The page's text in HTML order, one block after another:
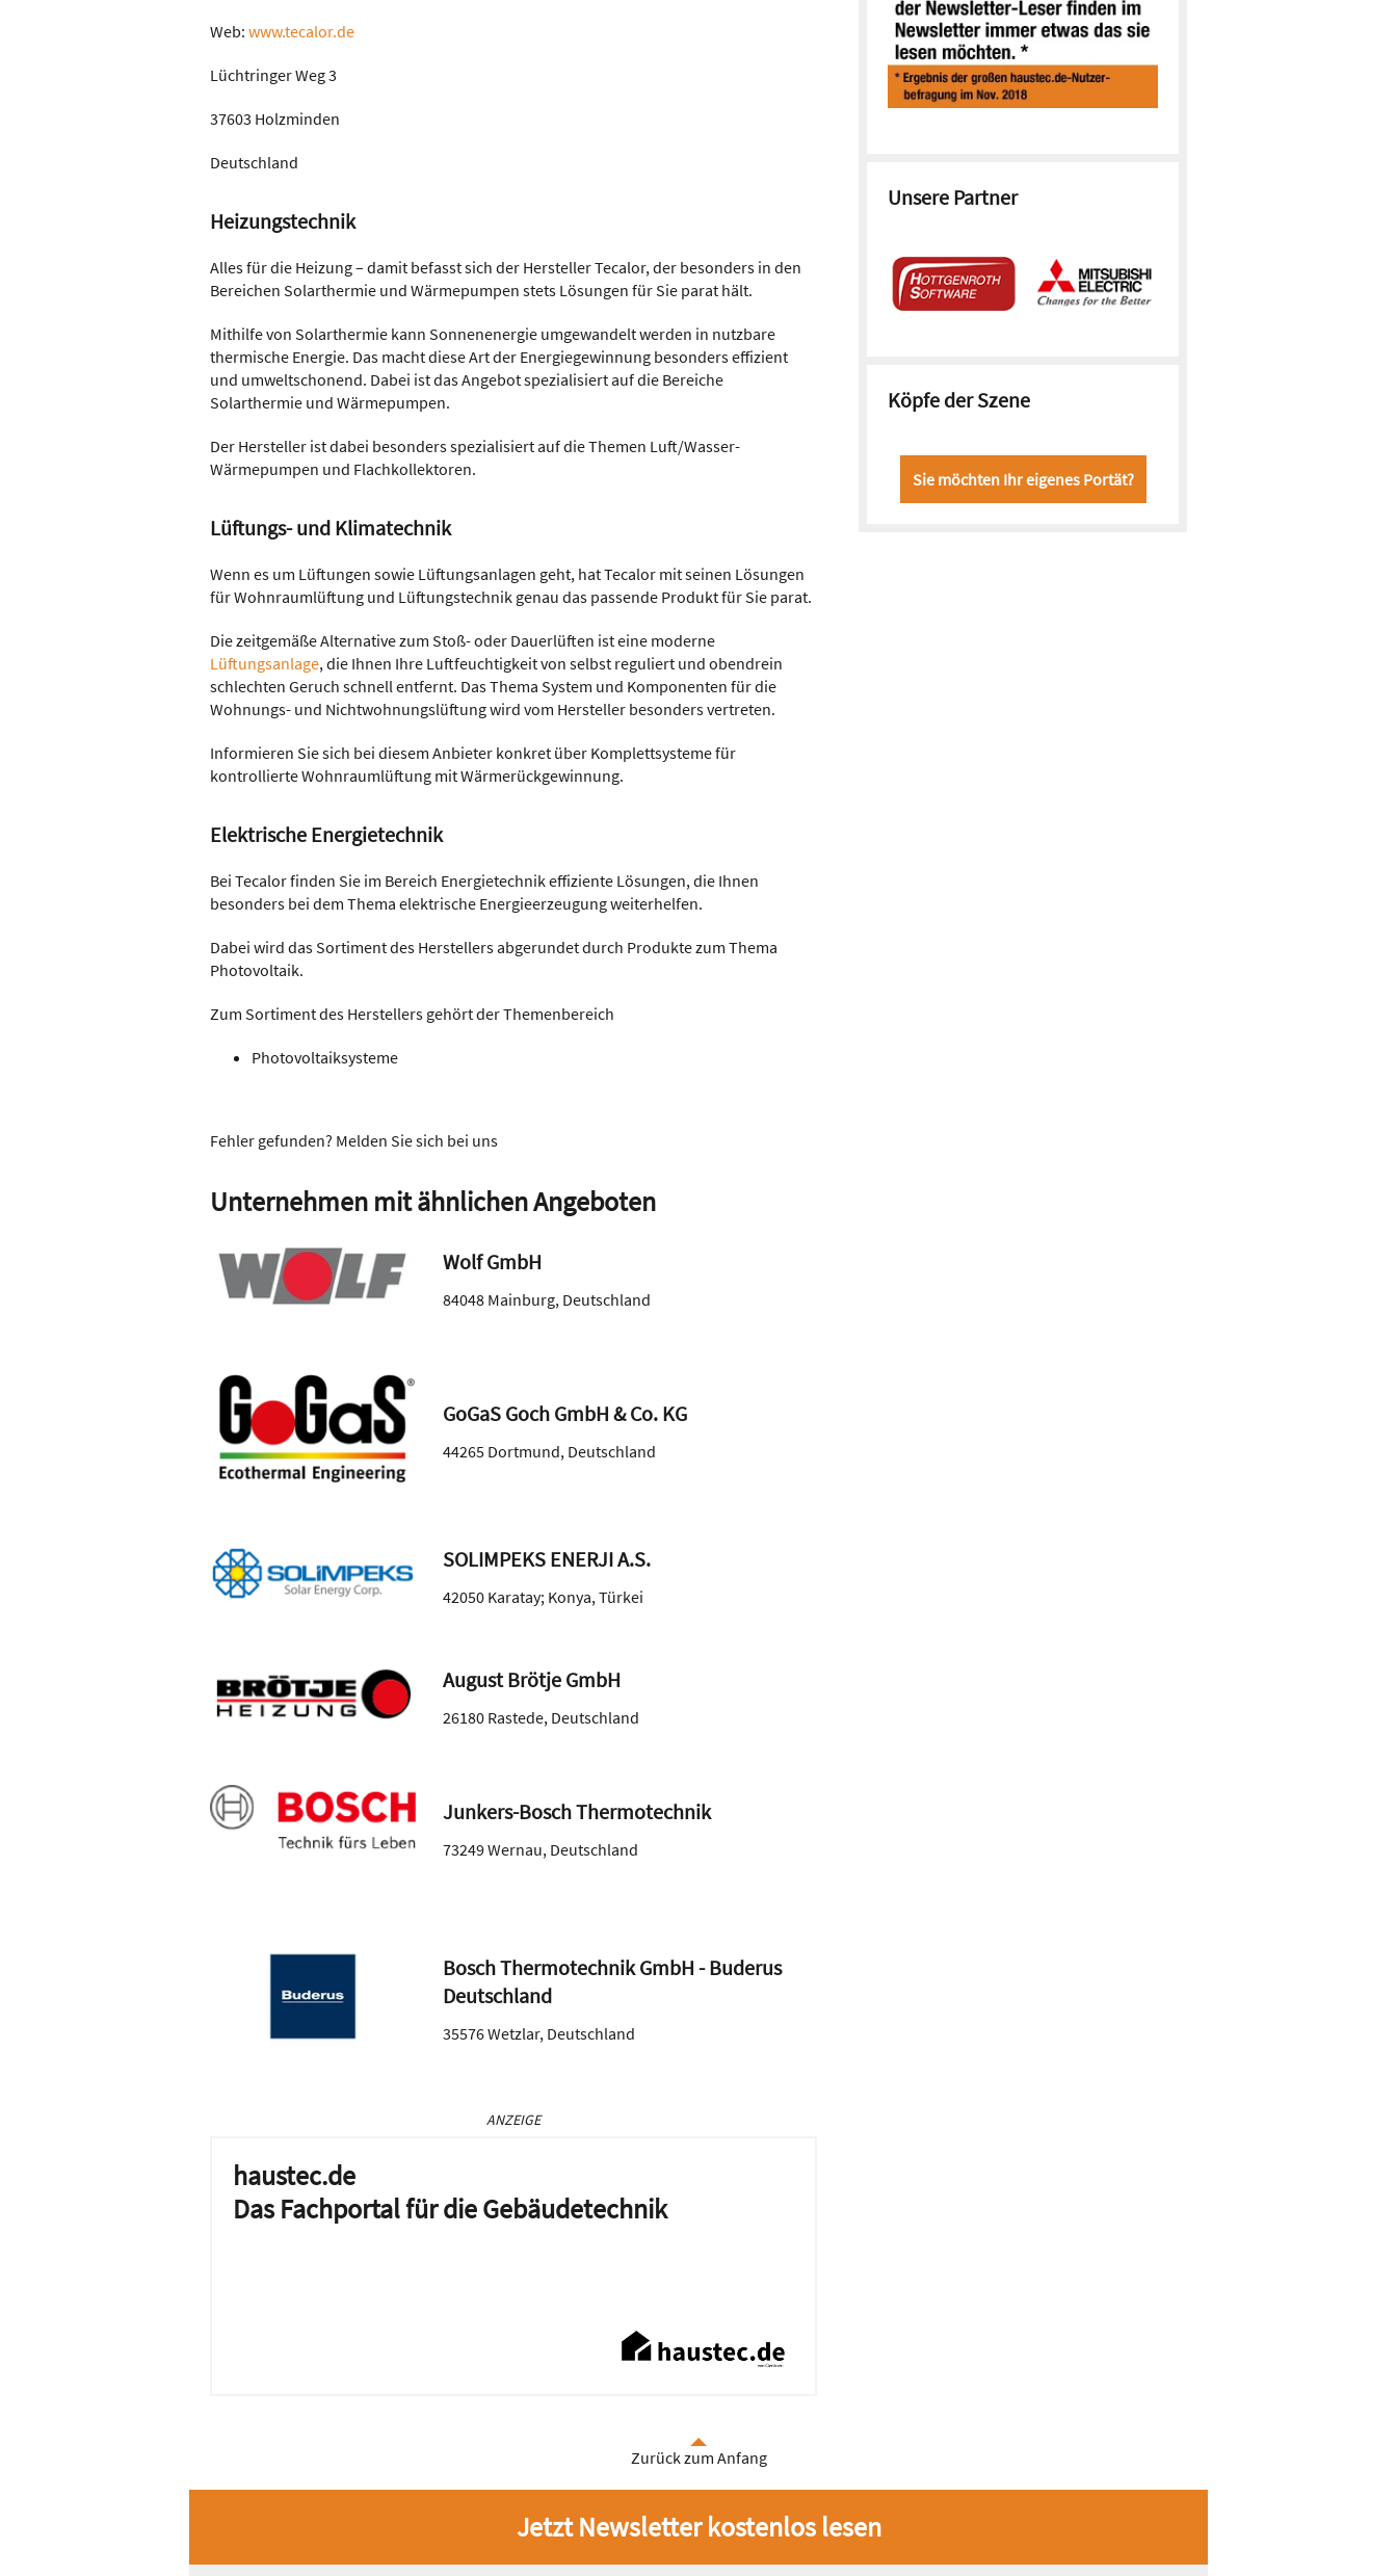
Web: www.tecalor.de
Lüchtringer Weg 3
37603 Holzminden
Deutschland
Heizungstechnik
Alles für die Heizung – damit befasst sich der Hersteller Tecalor, der besonders in den
Bereichen Solarthermie und Wärmepumpen stets Lösungen für Sie parat hält.
Mithilfe von Solarthermie kann Sonnenenergie umgewandelt werden in nutzbare
thermische Energie. Das macht diese Art der Energiegewinnung besonders effizient
und umweltschonend. Dabei ist das Angebot spezialisiert auf die Bereiche
Solarthermie und Wärmepumpen.
Der Hersteller ist dabei besonders spezialisiert auf die Themen Luft/Wasser-
Wärmepumpen und Flachkollektoren.
Lüftungs- und Klimatechnik
Wenn es um Lüftungen sowie Lüftungsanlagen geht, hat Tecalor mit seinen Lösungen
für Wohnraumlüftung und Lüftungstechnik genau das passende Produkt für Sie parat.
Die zeitgemäße Alternative zum Stoß- oder Dauerlüften ist eine moderne
Lüftungsanlage, die Ihnen Ihre Luftfeuchtigkeit von selbst reguliert und obendrein
schlechten Geruch schnell entfernt. Das Thema System und Komponenten für die
Wohnungs- und Nichtwohnungslüftung wird vom Hersteller besonders vertreten.
Informieren Sie sich bei diesem Anbieter konkret über Komplettsysteme für
kontrollierte Wohnraumlüftung mit Wärmerückgewinnung.
Elektrische Energietechnik
Bei Tecalor finden Sie im Bereich Energietechnik effiziente Lösungen, die Ihnen
besonders bei dem Thema elektrische Energieerzeugung weiterhelfen.
Dabei wird das Sortiment des Herstellers abgerundet durch Produkte zum Thema
Photovoltaik.
Zum Sortiment des Herstellers gehört der Themenbereich
Photovoltaiksysteme
Fehler gefunden? Melden Sie sich bei uns
Unternehmen mit ähnlichen Angeboten
Wolf GmbH
84048 Mainburg, Deutschland
GoGaS Goch GmbH & Co. KG
44265 Dortmund,Deutschland
SOLIMPEKS ENERJI A.S.
42050 Karatay; Konya, Türkei
August Brötje GmbH
26180 Rastede,Deutschland
Junkers-Bosch Thermotechnik
73249Wernau,Deutschland
Bosch Thermotechnik GmbH - Buderus
Deutschland
35576Wetzlar,Deutschland
ANZEIGE
haustec.de
Das Fachportal für die Gebäudetechnik
Unsere Partner
Köpfe der Szene
Sie möchten Ihr eigenes Portät?
Zurück zum Anfang
Jetzt Newsletter kostenlos lesen